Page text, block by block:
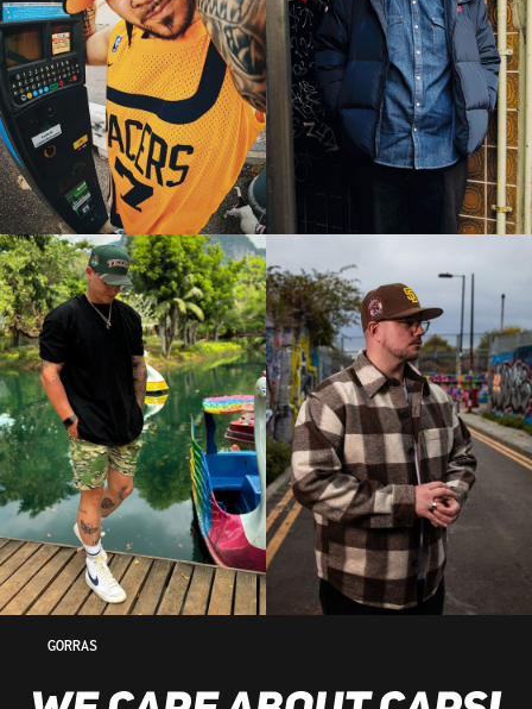
GORRAS